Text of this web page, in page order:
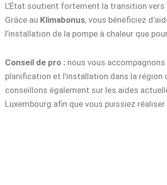
L’État soutient fortement la transition vers
Grâce au Klimabonus, vous bénéficiez
l’installation de la pompe à chaleur que
Conseil de pro : nous vous
planification et l’installation dans la région
conseillons également sur les aides
Luxembourg afin que vous puissiez réaliser